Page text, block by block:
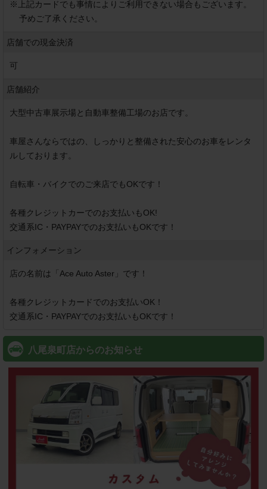
※
上記カードでも事情によりご利用できない場合もございます。
予めご了承ください。
店舗での現金決済
可
店舗紹介
大型中古車展示場と自動車整備工場のお店です。
車屋さんならではの、しっかりと整備された安心のお車をレンタ
ルしております。
自転車・バイクでのご来店でもOKです！
各種クレジットカーでのお支払いもOK!
交通系IC・PAYPAYでのお支払いもOKです！
インフォメーション
店の名前は「Ace Auto Aster」です！
各種クレジットカードでのお支払いOK！
交通系IC・PAYPAYでのお支払いもOKです！
八尾泉町店からのお知らせ